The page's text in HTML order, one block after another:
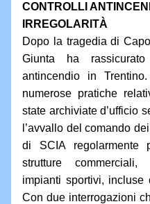
CONTROLLI
IRREGOLARITÀ
Dopo la tragedia di
Giunta ha
antincendio in
numerose pratiche
state archiviate d’ufficio
l’avvallo del comando
di SCIA regolarmente
strutture
impianti sportivi, incluse
Con due interrogazioni